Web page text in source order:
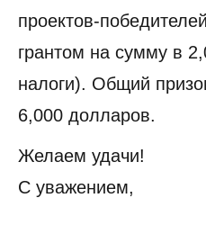
проектов-
грантом на сумму в
налоги). Общий
6,000 долларов.
Желаем удачи!
С уважением,